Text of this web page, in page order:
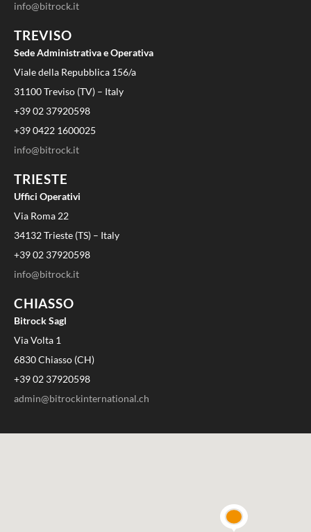
info@bitrock.it
TREVISO
Sede Administrativa e Operativa
Viale della Repubblica 156/a
31100 Treviso (TV) – Italy
+39 02 37920598
+39 0422 1600025
info@bitrock.it
TRIESTE
Uffici Operativi
Via Roma 22
34132 Trieste (TS) – Italy
+39 02 37920598
info@bitrock.it
CHIASSO
Bitrock Sagl
Via Volta 1
6830 Chiasso (CH)
+39 02 37920598
admin@bitrockinternational.ch